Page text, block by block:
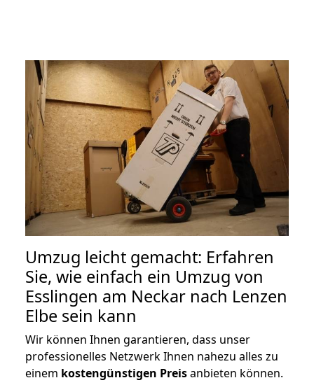
Umzug leicht gemacht: Erfahren
Sie, wie einfach ein Umzug von
Esslingen am Neckar nach Lenzen
Elbe sein kann
Wir können Ihnen garantieren, dass unser
professionelles Netzwerk Ihnen nahezu alles zu
einem kostengünstigen Preisanbieten können.